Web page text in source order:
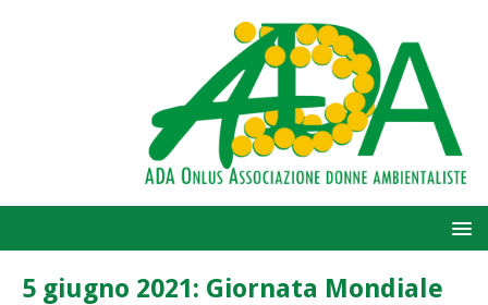
5 giugno 2021: Giornata Mondiale